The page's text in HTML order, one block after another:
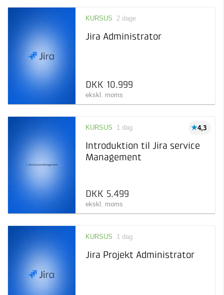
KURSUS 2 dage
Jira Administrator
DKK 10.999
ekskl. moms
4,3
KURSUS 1 dag
Introduktion til Jira service
Management
DKK 5.499
ekskl. moms
KURSUS 1 dag
Jira Projekt Administrator